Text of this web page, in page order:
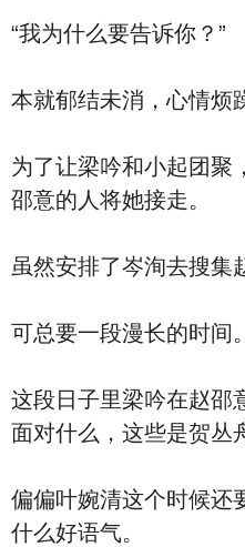
“我为什么要告诉你？”
本就郁结未消，心情烦
为了让梁吟和小起团聚
邵意的人将她接走。
虽然安排了岑洵去搜集
可总要一段漫长的时间。
这段日子里梁吟在赵邵
面对什么，这些是贺丛
偏偏叶婉清这个时候还
什么好语气。